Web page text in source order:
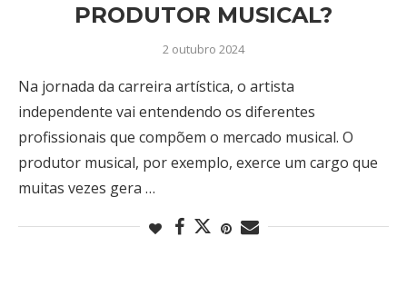
PRODUTOR MUSICAL?
2 outubro 2024
Na jornada da carreira artística, o artista
independente vai entendendo os diferentes
profissionais que compõem o mercado musical. O
produtor musical, por exemplo, exerce um cargo que
muitas vezes gera …